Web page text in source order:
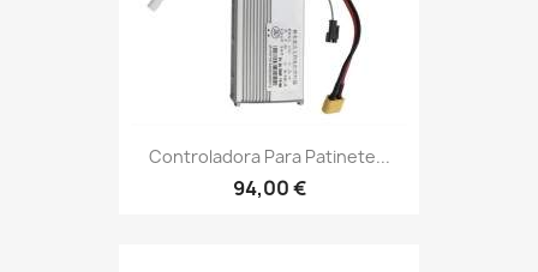
Controladora Para Patinete...
94,00 €